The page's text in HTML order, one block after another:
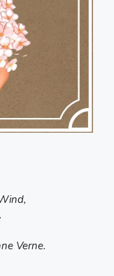
Verne.